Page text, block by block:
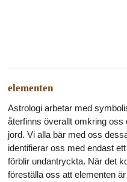
elementen
Astrologi arbetar med
återfinns överallt omkring oss
jord. Vi alla bär med oss
identifierar oss med endast
förblir undantryckta. När det
föreställa oss att elementen